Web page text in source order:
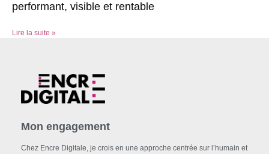
performant, visible et rentable
Lire la suite »
Mon engagement
Chez Encre Digitale, je crois en une approche centrée sur l’humain et